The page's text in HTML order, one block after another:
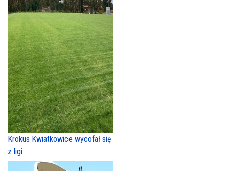
Krokus Kwiatkowice wycofał się
z ligi